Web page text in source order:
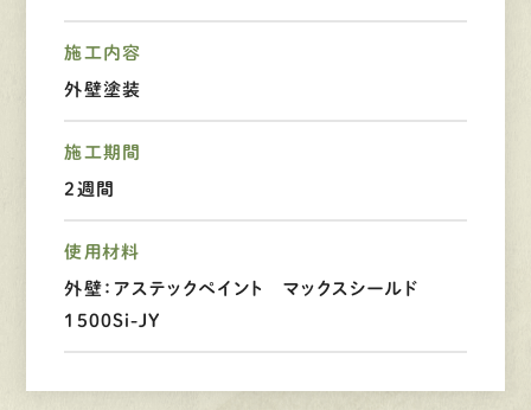
営業時間 8:00−18:00 ｜
Webお問い合わせ
施工内容
外壁塗装
施工期間
2週間
使用材料
外壁：アステックペイント マックスシールド
1500Si-JY